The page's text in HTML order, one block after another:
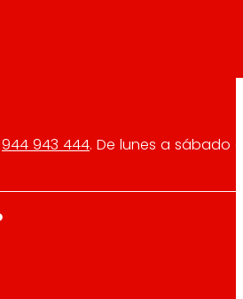
944 943 444. De lunes a sábado